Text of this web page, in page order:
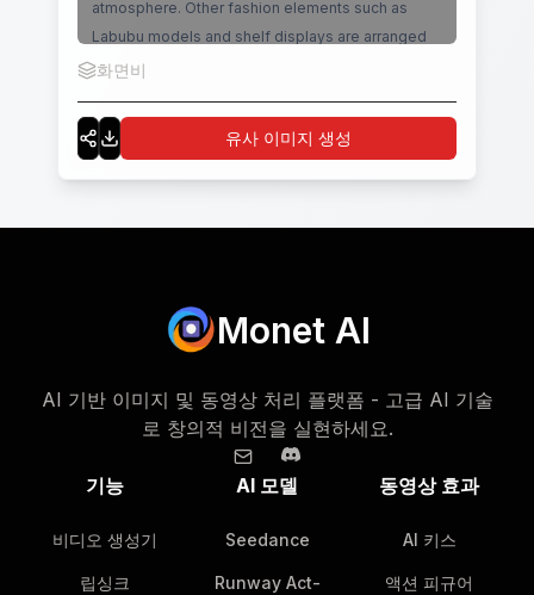
atmosphere. Other fashion elements such as
Labubu models and shelf displays are arranged
nearby to strengthen the Labubu theme. The
including roads, zebra crossings, street lights,
surrounding shops, etc. The overall picture is
brightly colored and highly saturated.
화면비
유사 이미지 생성
Monet AI
AI 기반 이미지 및 동영상 처리 플랫폼 - 고급 AI 기술
로 창의적 비전을 실현하세요.
기능
비디오 생성기
립싱크
AI 모델
Seedance
Runway Act-
동영상 효과
AI 키스
액션 피규어